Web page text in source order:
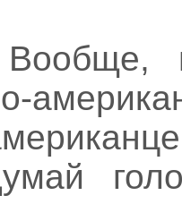
Вообще,